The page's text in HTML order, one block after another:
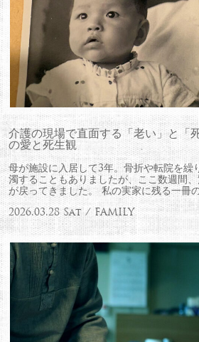
介護の現場で直面する「老い」と「
の愛と死生観
母が施設に入居して3年。骨折や転院を繰
濁することもありましたが、ここ数週間
が戻ってきました。 私の実家に残る一冊
2026.03.28 Sat / FAMILY